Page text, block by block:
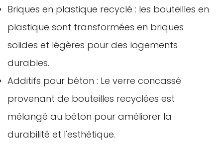
Briques en plastique recyclé : les bouteilles en
plastique sont transformées en briques
solides et légères pour des logements
durables.
Additifs pour béton : Le verre concassé
provenant de bouteilles recyclées est
mélangé au béton pour améliorer la
durabilité et l'esthétique.